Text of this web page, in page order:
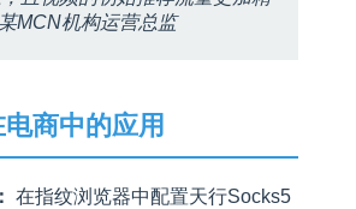
MCN机构运营总监
商中的应用
在指纹浏览器中配置天行Socks5